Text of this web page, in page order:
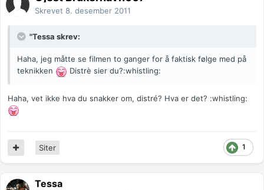
Skrevet 8. desember 2011
"Tessa skrev:
Haha, jeg måtte se filmen to ganger for å faktisk følge med på
teknikken
Distrè sier du?:whistling:
Haha, vet ikke hva du snakker om, distré? Hva er det? :whistling:
1
Siter
Tessa